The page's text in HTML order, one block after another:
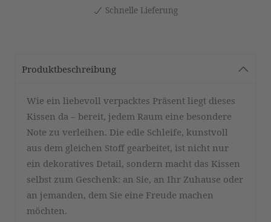
Schnelle Lieferung
Produktbeschreibung
Wie ein liebevoll verpacktes Präsent liegt dieses
Kissen da – bereit, jedem Raum eine besondere
Note zu verleihen. Die edle Schleife, kunstvoll
aus dem gleichen Stoff gearbeitet, ist nicht nur
ein dekoratives Detail, sondern macht das Kissen
selbst zum Geschenk: an Sie, an Ihr Zuhause oder
an jemanden, dem Sie eine Freude machen
möchten.